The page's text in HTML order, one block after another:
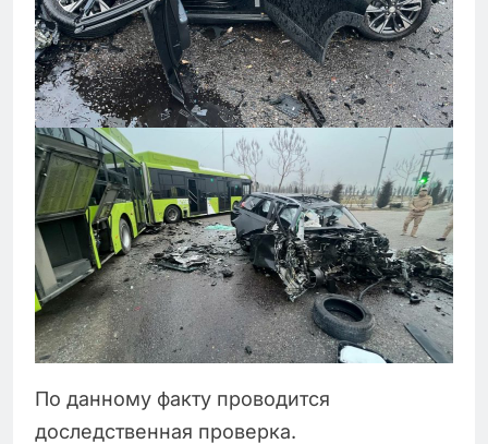
По данному факту проводится
доследственная проверка.